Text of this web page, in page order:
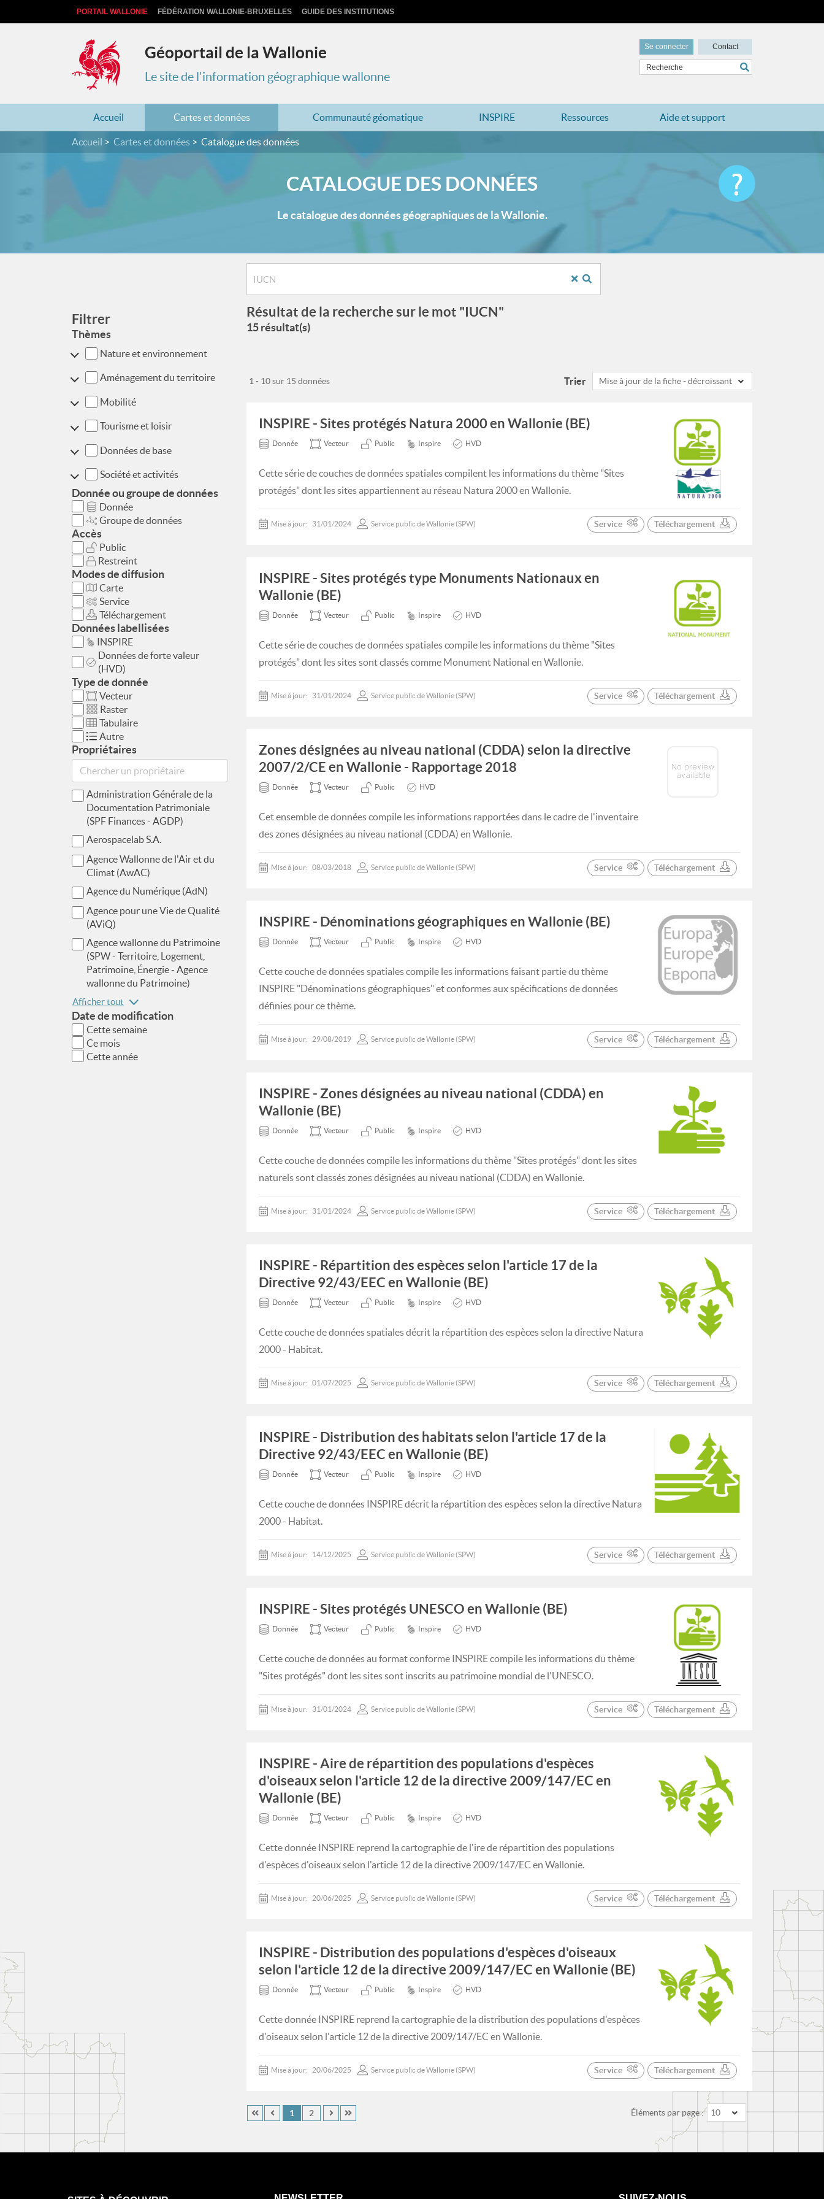
PORTAIL WALLONIE FÉDÉRATION WALLONIE-BRUXELLES GUIDE DES INSTITUTIONS
Géoportail de la Wallonie
Le site de l'information géographique wallonne
Se connecter Contact
Accueil Cartes et données Communauté géomatique INSPIRE Ressources Aide et support
Accueil Cartes et données Catalogue des données
CATALOGUE DES DONNÉES
Le catalogue des données géographiques de la Wallonie.
Filtrer
Thèmes
Nature et environnement
Aménagement du territoire
Mobilité
Tourisme et loisir
Données de base
Société et activités
Donnée ou groupe de données
Donnée
Groupe de données
Accès
Public
Restreint
Modes de diffusion
Carte
Service
Téléchargement
Données labellisées
INSPIRE
Données de forte valeur
(HVD)
Type de donnée
Vecteur
Raster
Tabulaire
Autre
Propriétaires
Administration Générale de la
Documentation Patrimoniale
(SPF Finances - AGDP)
Aerospacelab S.A.
Agence Wallonne de l'Air et du
Climat (AwAC)
Agence du Numérique (AdN)
Agence pour une Vie de Qualité
(AViQ)
Agence wallonne du Patrimoine
(SPW - Territoire, Logement,
Patrimoine, Énergie - Agence
wallonne du Patrimoine)
Afficher tout
Date de modification
Cette semaine
Ce mois
Cette année
Résultat de la recherche sur le mot "IUCN"
15 résultat(s)
Trier Mise à jour de la fiche - décroissant
1 - 10 sur 15 données
INSPIRE - Sites protégés Natura 2000 en Wallonie (BE)
Donnée Vecteur Public Inspire HVD
Cette série de couches de données spatiales compilent les informations du thème "Sites
protégés" dont les sites appartiennent au réseau Natura 2000 en Wallonie.
Mise à jour: 31/01/2024 Service public de Wallonie (SPW) Service Téléchargement
INSPIRE - Sites protégés type Monuments Nationaux en
Wallonie (BE)
Donnée Vecteur Public Inspire HVD
Cette série de couches de données spatiales compile les informations du thème "Sites
protégés" dont les sites sont classés comme Monument National en Wallonie.
Mise à jour: 31/01/2024 Service public de Wallonie (SPW) Service Téléchargement
Zones désignées au niveau national (CDDA) selon la directive
2007/2/CE en Wallonie - Rapportage 2018
Donnée Vecteur Public HVD
Cet ensemble de données compile les informations rapportées dans le cadre de l'inventaire
des zones désignées au niveau national (CDDA) en Wallonie.
Mise à jour: 08/03/2018 Service public de Wallonie (SPW) Service Téléchargement
INSPIRE - Dénominations géographiques en Wallonie (BE)
Donnée Vecteur Public Inspire HVD
Cette couche de données spatiales compile les informations faisant partie du thème
INSPIRE "Dénominations géographiques" et conformes aux spécifications de données
définies pour ce thème.
Mise à jour: 29/08/2019 Service public de Wallonie (SPW) Service Téléchargement
INSPIRE - Zones désignées au niveau national (CDDA) en
Wallonie (BE)
Donnée Vecteur Public Inspire HVD
Cette couche de données compile les informations du thème "Sites protégés" dont les sites
naturels sont classés zones désignées au niveau national (CDDA) en Wallonie.
Mise à jour: 31/01/2024 Service public de Wallonie (SPW) Service Téléchargement
INSPIRE - Répartition des espèces selon l'article 17 de la
Directive 92/43/EEC en Wallonie (BE)
Donnée Vecteur Public Inspire HVD
Cette couche de données spatiales décrit la répartition des espèces selon la directive Natura
2000 - Habitat.
Mise à jour: 01/07/2025 Service public de Wallonie (SPW) Service Téléchargement
INSPIRE - Distribution des habitats selon l'article 17 de la
Directive 92/43/EEC en Wallonie (BE)
Donnée Vecteur Public Inspire HVD
Cette couche de données INSPIRE décrit la répartition des espèces selon la directive Natura
2000 - Habitat.
Mise à jour: 14/12/2025 Service public de Wallonie (SPW) Service Téléchargement
INSPIRE - Sites protégés UNESCO en Wallonie (BE)
Donnée Vecteur Public Inspire HVD
Cette couche de données au format conforme INSPIRE compile les informations du thème
"Sites protégés" dont les sites sont inscrits au patrimoine mondial de l'UNESCO.
Mise à jour: 31/01/2024 Service public de Wallonie (SPW) Service Téléchargement
INSPIRE - Aire de répartition des populations d'espèces
d'oiseaux selon l'article 12 de la directive 2009/147/EC en
Wallonie (BE)
Donnée Vecteur Public Inspire HVD
Cette donnée INSPIRE reprend la cartographie de l'ire de répartition des populations
d'espèces d'oiseaux selon l'article 12 de la directive 2009/147/EC en Wallonie.
Mise à jour: 20/06/2025 Service public de Wallonie (SPW) Service Téléchargement
INSPIRE - Distribution des populations d'espèces d'oiseaux
selon l'article 12 de la directive 2009/147/EC en Wallonie (BE)
Donnée Vecteur Public Inspire HVD
Cette donnée INSPIRE reprend la cartographie de la distribution des populations d'espèces
d'oiseaux selon l'article 12 de la directive 2009/147/EC en Wallonie.
Mise à jour: 20/06/2025 Service public de Wallonie (SPW) Service Téléchargement
Éléments par page : 10
1 2